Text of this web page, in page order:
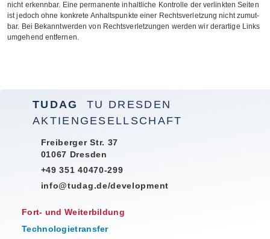
nicht erkenn­bar. Eine per­ma­nente inhalt­li­che Kon­trolle der ver­link­ten Sei­ten
ist jedoch ohne kon­krete Anhalts­punkte einer Rechts­ver­let­zung nicht zumut­
bar. Bei Bekannt­wer­den von Rechts­ver­let­zun­gen wer­den wir der­ar­tige Links
umge­hend entfernen.
TUDAG
TU DRESDEN
AKTIENGESELLSCHAFT
Freiberger Str. 37
01067 Dresden
+49 351 40470-299
info@tudag.de/development
Fort- und Weiterbildung
Technologietransfer